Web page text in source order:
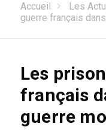
Accueil Les
guerre français
Les
français
guerre